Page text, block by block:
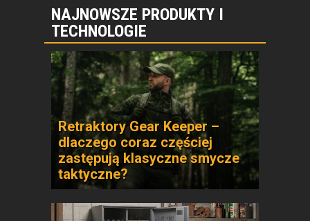
NAJNOWSZE PRODUKTY I
TECHNOLOGIE
Retraktory Gear Keeper –
dlaczego coraz częściej
zastępują klasyczne smycze
taktyczne?